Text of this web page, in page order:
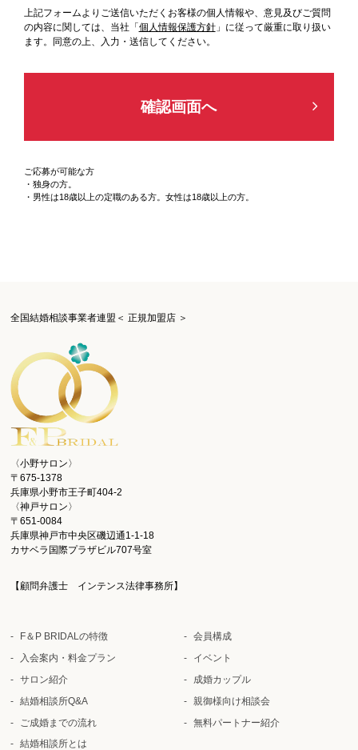
上記フォームよりご送信いただくお客様の個人情報や、意見及びご質問
の内容に関しては、当社「 個人情報保護方針」に従って厳重に取り扱い
ます。同意の上、入力・送信してください。
ご応募が可能な方
・独身の方。
・男性は18歳以上の定職のある方。女性は18歳以上の方。
全国結婚相談事業者連盟＜ 正規加盟店 ＞
〈小野サロン〉
〒675-1378
兵庫県小野市王子町404-2
〈神戸サロン〉
〒651-0084
兵庫県神戸市中央区磯辺通1-1-18
カサベラ国際プラザビル707号室
【顧問弁護士 インテンス法律事務所】
F＆P BRIDALの特徴
入会案内・料金プラン
サロン紹介
結婚相談所Q&A
ご成婚までの流れ
結婚相談所とは
会員構成
イベント
成婚カップル
親御様向け相談会
無料パートナー紹介